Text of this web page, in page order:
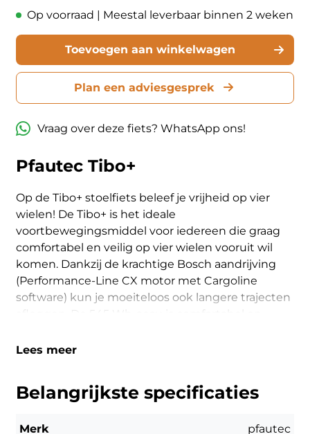
Op voorraad | Meestal leverbaar binnen 2 weken
Toevoegen aan winkelwagen
Plan een adviesgesprek
Vraag over deze fiets? WhatsApp ons!
Pfautec Tibo+
Op de Tibo+ stoelfiets beleef je vrijheid op vier
wielen! De Tibo+ is het ideale
voortbewegingsmiddel voor iedereen die graag
comfortabel en veilig op vier wielen vooruit wil
komen. Dankzij de krachtige Bosch aandrijving
(Performance-Line CX motor met Cargoline
software) kun je moeiteloos ook langere trajecten
afleggen. De 545 Wh-accu is comfortabel en
startklaar bent. De Tibo+ is bijzonder stabiel en
fietsen concentreren en ontspannen genieten
schakelsysteem met 14 versnellingen biedt het
Lees meer
Belangrijkste specificaties
Merk pfautec